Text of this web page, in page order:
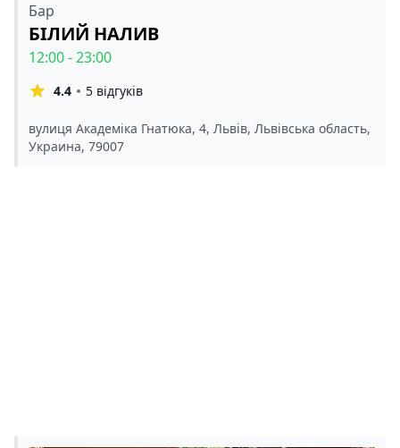
Бар
БІЛИЙ НАЛИВ
12:00 - 23:00
4.4 5 відгуків
вулиця Академіка Гнатюка, 4, Львів, Львівська область,
Украина, 79007